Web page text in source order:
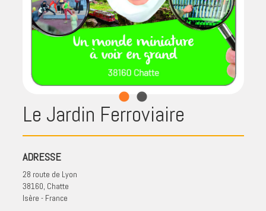
Le Jardin Ferroviaire
ADRESSE
28 route de Lyon
38160, Chatte
Isère - France